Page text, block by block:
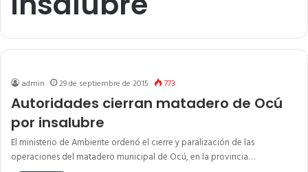
admin 29 de septiembre de 2015 773
Autoridades cierran matadero de Ocú
por insalubre
El ministerio de Ambiente ordenó el cierre y paralización de las
operaciones del matadero municipal de Ocú, en la provincia…